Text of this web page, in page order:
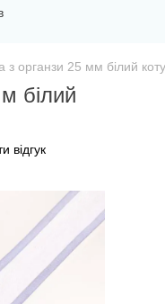
з органзи 25 мм білий
білий
відгук